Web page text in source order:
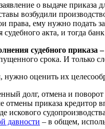
о выдаче
возбудили
права, ему нужно подать
акта, и тогда
судебного приказа
срока. И только
оценить их
долг, отмена и
отмены приказа кредитор
давности – в общем,